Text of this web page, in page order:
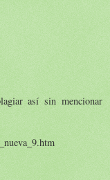
así sin mencionar